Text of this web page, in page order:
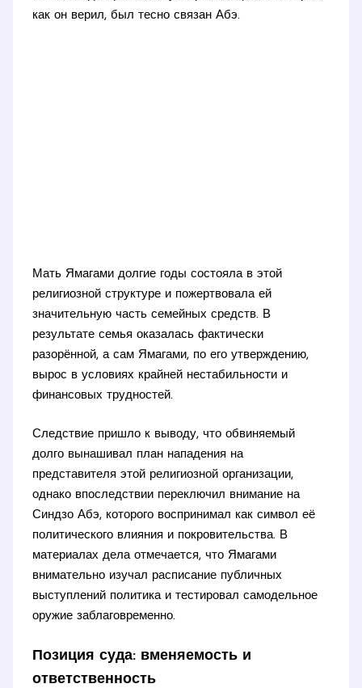
как он верил, был тесно связан Абэ.
Мать Ямагами долгие годы состояла в этой
религиозной структуре и пожертвовала ей
значительную часть семейных средств. В
результате семья оказалась фактически
разорённой, а сам Ямагами, по его утверждению,
вырос в условиях крайней нестабильности и
финансовых трудностей.
Следствие пришло к выводу, что обвиняемый
долго вынашивал план нападения на
представителя этой религиозной организации,
однако впоследствии переключил внимание на
Синдзо Абэ, которого воспринимал как символ её
политического влияния и покровительства. В
материалах дела отмечается, что Ямагами
внимательно изучал расписание публичных
выступлений политика и тестировал самодельное
оружие заблаговременно.
Позиция суда: вменяемость и
ответственность